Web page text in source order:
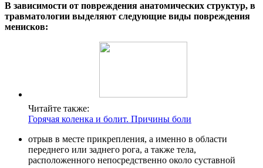
В зависимости от повреждения анатомических структур, в
травматологии выделяют следующие виды повреждения
менисков:
Читайте также:
Горячая коленка и болит. Причины боли
отрыв в месте прикрепления, а именно в области
переднего или заднего рога, а также тела,
расположенного непосредственно около суставной